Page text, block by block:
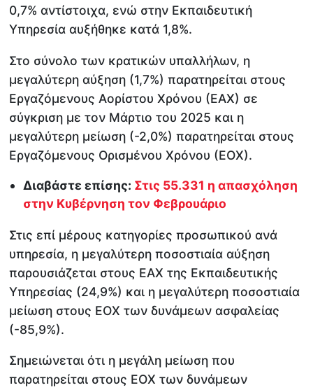
0,7% αντίστοιχα, ενώ στην Εκπαιδευτική
Υπηρεσία αυξήθηκε κατά 1,8%.
Στο σύνολο των κρατικών υπαλλήλων, η
μεγαλύτερη αύξηση (1,7%) παρατηρείται στους
Εργαζόμενους Αορίστου Χρόνου (ΕΑΧ) σε
σύγκριση με τον Μάρτιο του 2025 και η
μεγαλύτερη μείωση (-2,0%) παρατηρείται στους
Εργαζόμενους Ορισμένου Χρόνου (ΕΟΧ).
Διαβάστε επίσης: Στις 55.331 η απασχόληση
στην Κυβέρνηση τον Φεβρουάριο
Στις επί μέρους κατηγορίες προσωπικού ανά
υπηρεσία, η μεγαλύτερη ποσοστιαία αύξηση
παρουσιάζεται στους ΕΑΧ της Εκπαιδευτικής
Υπηρεσίας (24,9%) και η μεγαλύτερη ποσοστιαία
μείωση στους EOX των δυνάμεων ασφαλείας
(-85,9%).
Σημειώνεται ότι η μεγάλη μείωση που
παρατηρείται στους ΕΟΧ των δυνάμεων